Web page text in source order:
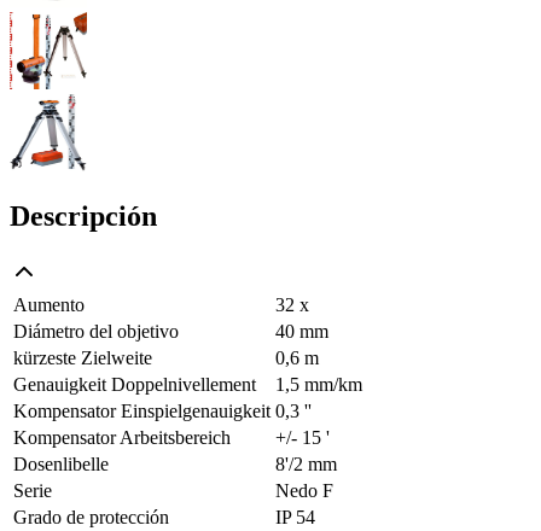
Descripción
Aumento
32 x
Diámetro del objetivo
40 mm
kürzeste Zielweite
0,6 m
Genauigkeit Doppelnivellement
1,5 mm/km
Kompensator Einspielgenauigkeit 0,3 ''
Kompensator Arbeitsbereich
+/- 15 '
Dosenlibelle
8'/2 mm
Serie
Nedo F
Grado de protección
IP 54